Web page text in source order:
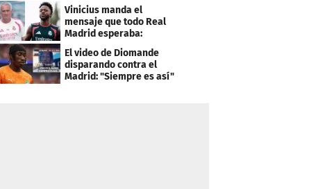
el PSG
Vinicius manda el
mensaje que todo Real
Madrid esperaba:
"Mourinho..."
El video de Diomande
disparando contra el
Madrid: "Siempre es así"